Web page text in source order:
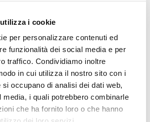
i cookie
per personalizzare contenuti ed
funzionalità dei social media e per
traffico. Condividiamo inoltre
in cui utilizza il nostro sito con i
occupano di analisi dei dati web,
media, i quali potrebbero combinarle
che ha fornito loro o che hanno
2024 – 2025 a Brescia.
di Alessandro Azzi